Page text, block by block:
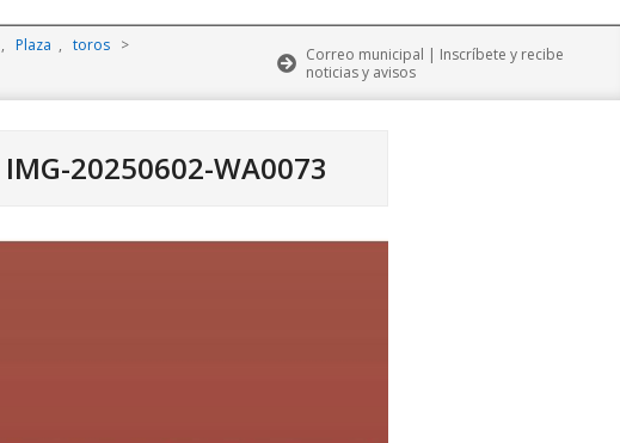
, Plaza , toros
>
Correo municipal | Inscríbete y recibe
noticias y avisos
IMG-20250602-WA0073